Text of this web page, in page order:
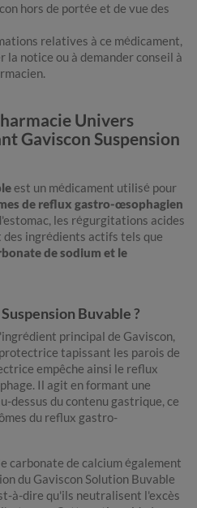
hors de portée et de vue des
relatives à ce médicament,
la notice ou à demander conseil à
Univers
Gaviscon Suspension
est un médicament utilisé pour
de reflux gastro-œsophagien
les régurgitations acides
ingrédients actifs tels que
de sodium et le
Buvable ?
principal de Gaviscon,
tapissant les parois de
empêche ainsi le reflux
Il agit en formant une
dessus du contenu gastrique, ce
du reflux gastro-
carbonate de calcium également
du Gaviscon Solution Buvable
à-dire qu'ils neutralisent l'excès